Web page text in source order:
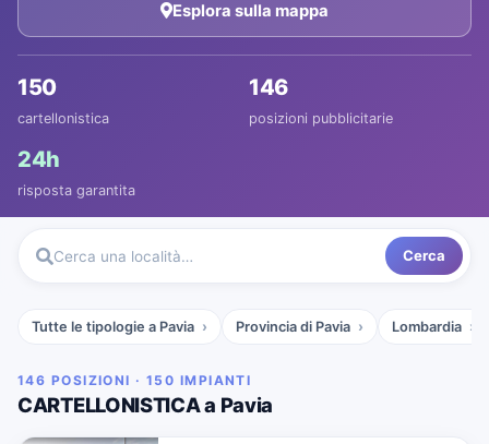
Esplora sulla mappa
150
cartellonistica
146
posizioni pubblicitarie
24h
risposta garantita
Cerca una località… Cerca
Tutte le tipologie a Pavia Provincia di Pavia Lombardia
146 POSIZIONI · 150 IMPIANTI
CARTELLONISTICA a Pavia